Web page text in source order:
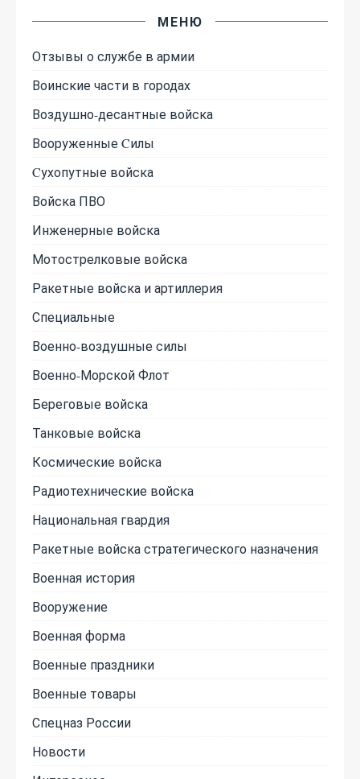
МЕНЮ
Отзывы о службе в армии
Воинские части в городах
Воздушно-десантные войска
Вооруженные Cилы
Cухопутные войска
Войска ПВО
Инженерные войска
Мотострелковые войска
Ракетные войска и артиллерия
Специальные
Военно-воздушные силы
Военно-Морской Флот
Береговые войска
Танковые войска
Космические войска
Радиотехнические войска
Национальная гвардия
Ракетные войска стратегического назначения
Военная история
Вооружение
Военная форма
Военные праздники
Военные товары
Спецназ России
Новости